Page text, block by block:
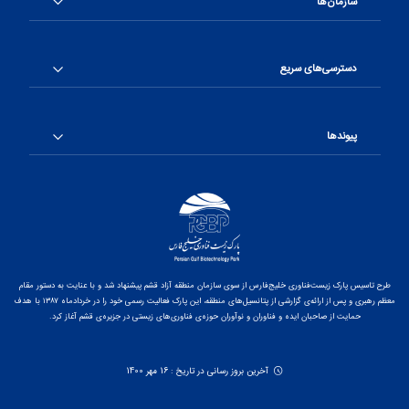
دسترسی‌های سریع
پیوندها
طرح تاسیس پارک زیست‌فناوری خلیج‌فارس از سوی سازمان منطقه آزاد قشم پیشنهاد شد و با عنایت به دستور مقام
معظم رهبری و پس از ارائه‌ی گزارشی از پتانسیل‌های منطقه، این پارک فعالیت رسمی خود را در خردادماه ۱۳۸۷ با هدف
حمایت از صاحبان ایده و فناوران و نوآوران حوزه‌ی فناوری‌های زیستی در جزیره‌ی قشم آغاز کرد.
آخرین بروز رسانی در تاریخ : 16 مهر 1400